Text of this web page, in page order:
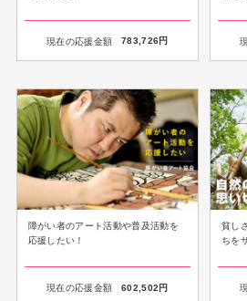
現在の応援金額 783,726円
障がい者のアート活動や普及活動を
応援したい！
現在の応援金額 602,502 円
貧し
ちを